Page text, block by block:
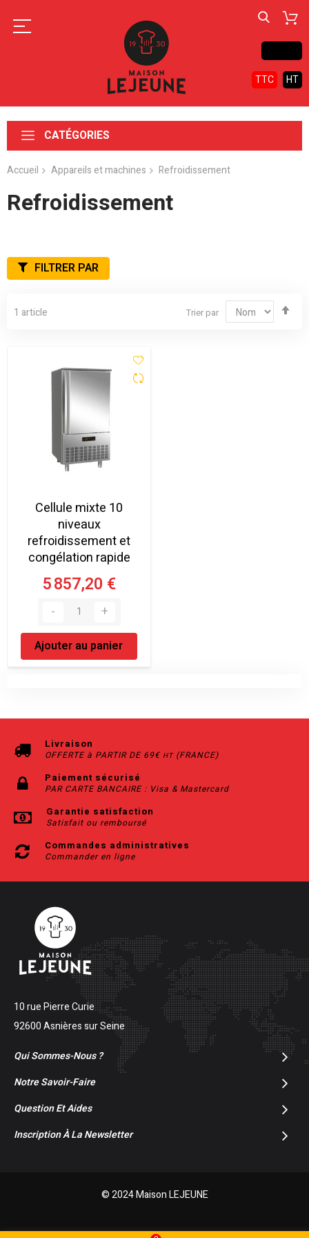
TTC HT
CATÉGORIES
Accueil Appareils et machines Refroidissement
Refroidissement
1 article Trier par
Cellule mixte 10
niveaux
refroidissement et
congélation rapide
5 857,20 €
Ajouter au panier
FILTRER PAR
Livraison
OFFERTE à PARTIR DE 69€ HT(FRANCE)
Paiement sécurisé
PAR CARTE BANCAIRE : Visa & Mastercard
Garantie satisfaction
Satisfait ou remboursé
Commandes administratives
Commander en ligne
10 rue Pierre Curie
92600 Asnières sur Seine
Qui Sommes-Nous ?
Notre Savoir-Faire
Question Et Aides
Inscription À La Newsletter
© 2024 Maison LEJEUNE